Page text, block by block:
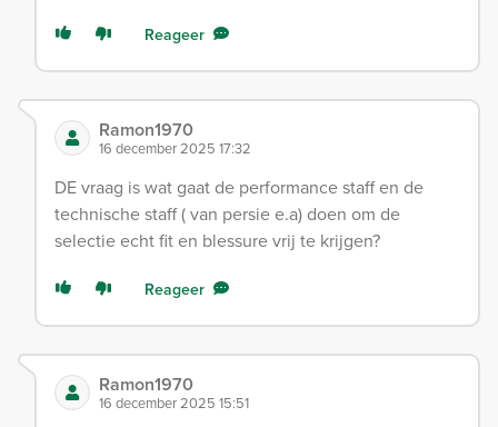
Reageer
Ramon1970
16 december 2025 17:32
DE vraag is wat gaat de performance staff en de
technische staff ( van persie e.a) doen om de
selectie echt fit en blessure vrij te krijgen?
Reageer
Ramon1970
16 december 2025 15:51